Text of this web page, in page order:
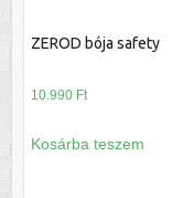
ZEROD bója safety
10.990 Ft
Kosárba teszem